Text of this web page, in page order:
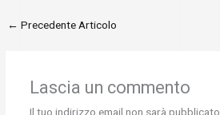
← Precedente Articolo
Lascia un commento
Il tuo indirizzo email non sarà pubblicato.